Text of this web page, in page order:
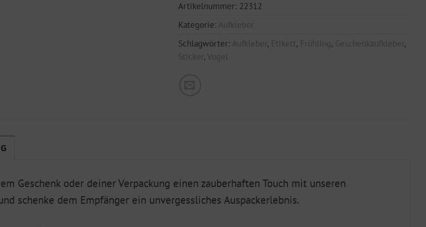
Artikelnummer: 22312
Kategorie: Aufkleber
Schlagwörter: Aufkleber, Etikett, Frühling, Geschenkaufkleber,
Sticker,Vogel
Geschenk oder deiner Verpackung einen zauberhaften Touch mit unseren
schenke dem Empfänger ein unvergessliches Auspackerlebnis.